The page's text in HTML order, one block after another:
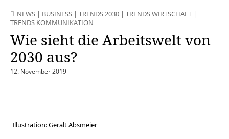
NEWS | BUSINESS | TRENDS 2030 | TRENDS WIRTSCHAFT |
TRENDS KOMMUNIKATION
Wie sieht die Arbeitswelt von
2030 aus?
12. November 2019
Illustration: Geralt Absmeier